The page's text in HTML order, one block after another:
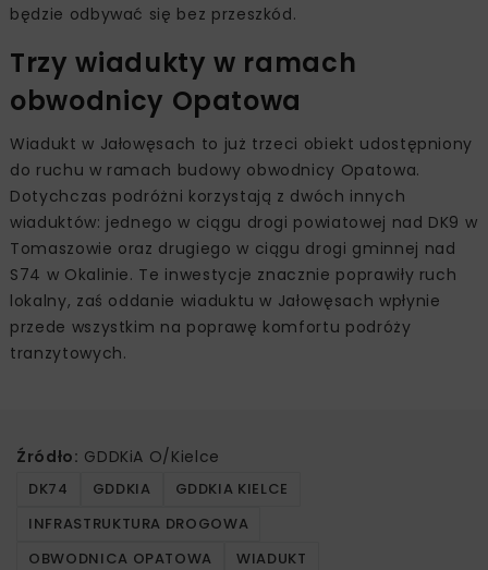
będzie odbywać się bez przeszkód.
Trzy wiadukty w ramach
obwodnicy Opatowa
Wiadukt w Jałowęsach to już trzeci obiekt udostępniony
do ruchu w ramach budowy obwodnicy Opatowa.
Dotychczas podróżni korzystają z dwóch innych
wiaduktów: jednego w ciągu drogi powiatowej nad DK9 w
Tomaszowie oraz drugiego w ciągu drogi gminnej nad
S74 w Okalinie. Te inwestycje znacznie poprawiły ruch
lokalny, zaś oddanie wiaduktu w Jałowęsach wpłynie
przede wszystkim na poprawę komfortu podróży
tranzytowych.
Źródło: GDDKiA O/Kielce
DK74 GDDKIA
GDDKIA KIELCE
INFRASTRUKTURA DROGOWA
OBWODNICA OPATOWA
WIADUKT